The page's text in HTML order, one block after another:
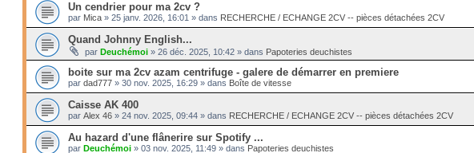
Un cendrier pour ma 2cv ?
par Mica» 25 janv. 2026, 16:01 » dans RECHERCHE / ECHANGE 2CV -- pièces détachées 2CV
Quand Johnny English...
par Deuchémoi» 26 déc. 2025, 10:42» dans Papoteries deuchistes
boite sur ma 2cv azam centrifuge - galere de démarrer en premiere
par dad777» 30 nov. 2025, 16:29» dans Boîte de vitesse
Caisse AK 400
par Alex 46» 24 nov. 2025, 09:44» dans RECHERCHE / ECHANGE 2CV -- pièces détachées 2CV
Au hazard d'une flânerire sur Spotify ...
par Deuchémoi» 03 nov. 2025, 11:49» dans Papoteries deuchistes